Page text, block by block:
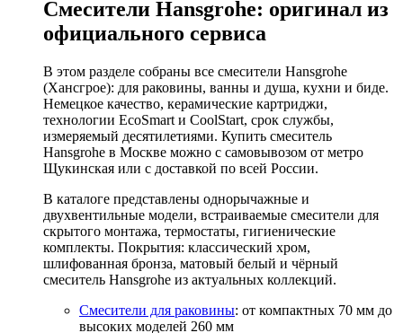
Смесители Hansgrohe: оригинал из
официального сервиса
В этом разделе собраны все смесители Hansgrohe
(Хансгрое): для раковины, ванны и душа, кухни и биде.
Немецкое качество, керамические картриджи,
технологии EcoSmart и CoolStart, срок службы,
измеряемый десятилетиями. Купить смеситель
Hansgrohe в Москве можно с самовывозом от метро
Щукинская или с доставкой по всей России.
В каталоге представлены однорычажные и
двухвентильные модели, встраиваемые смесители для
скрытого монтажа, термостаты, гигиенические
комплекты. Покрытия: классический хром,
шлифованная бронза, матовый белый и чёрный
смеситель Hansgrohe из актуальных коллекций.
Смесители для раковины: от компактных 70 мм до
высоких моделей 260 мм